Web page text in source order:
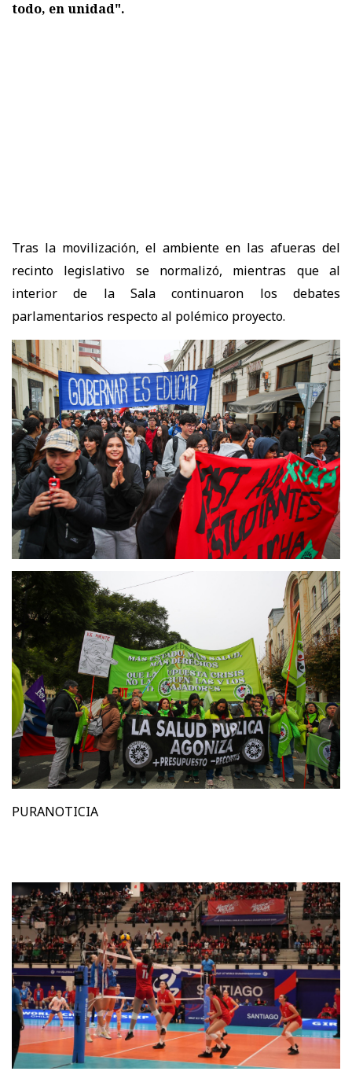
todo, en unidad".
Tras la movilización, el ambiente en las afueras del
recinto legislativo se normalizó, mientras que al
interior de la Sala continuaron los debates
parlamentarios respecto al polémico proyecto.
PURANOTICIA